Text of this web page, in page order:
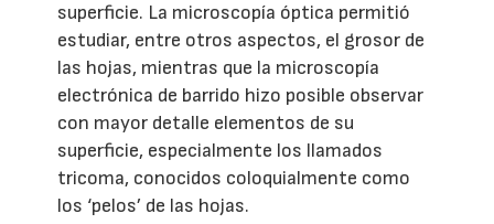
superficie. La microscopía óptica permitió
estudiar, entre otros aspectos, el grosor de
las hojas, mientras que la microscopía
electrónica de barrido hizo posible observar
con mayor detalle elementos de su
superficie, especialmente los llamados
tricoma, conocidos coloquialmente como
los ‘pelos’ de las hojas.